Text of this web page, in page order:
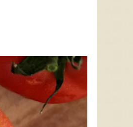
予約注文：新潟県産 梨
『くまの森ファーム』